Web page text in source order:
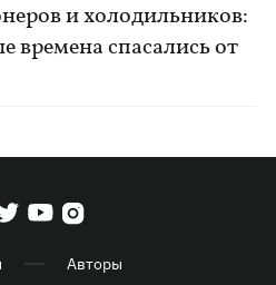
и холодильников:
времена спасались от
Авторы